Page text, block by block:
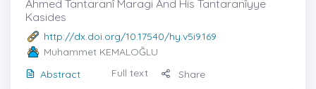
Ahmed Tantaranî Maragi And His Tantaranîyye
Kasides
http://dx.doi.org/10.17540/hy.v5i9.169
Muhammet KEMALOĞLU
Abstract
Full text Share